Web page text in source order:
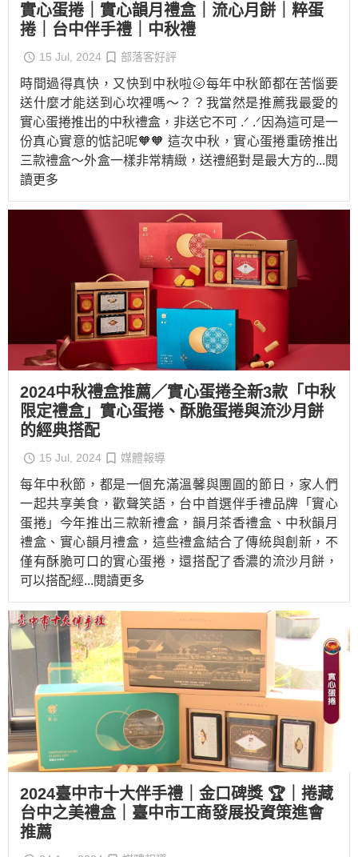
實心蛋捲｜實心韻月禮盒｜流心月餅｜粹蛋
捲｜台中伴手禮｜中秋禮
15 Jul, 2024 部落客好評
時間過得真快，又快到中秋啦🌝每年中秋節都在苦惱要
送什麼才能送到心坎裡嗎～？？我當然是推薦我最愛的
實心蛋捲推出的中秋禮盒，非送它不可 .ᐟ .ᐟ因為這可是一
份真心實意的惦記呢🧡🧡 這次中秋，實心蛋捲重磅推出
三款禮盒～外盒一樣非常精緻，送禮絕對是最大方的...閱
讀更多
2024中秋禮盒推薦／實心蛋捲全新3款「中秋
限定禮盒」實心蛋捲、酥脆蛋捲與流沙月餅
的經典搭配
15 Jul, 2024 媒體報導
每年中秋節，都是一個充滿溫馨與團圓的節日，家人們
一起共享美食，歡聲笑語，台中首選伴手禮品牌「實心
蛋捲」今年推出三款新禮盒，韻月茶香禮盒、中秋韻月
禮盒、實心韻月禮盒，這些禮盒結合了傳統與創新，不
僅有酥脆可口的實心蛋捲，還搭配了香濃的流沙月餅，
可以搭配經...閱讀更多
2024臺中市十大伴手禮｜金口碑獎 🏆｜捲藏
台中之美禮盒｜臺中市工商發展投資策進會
推薦